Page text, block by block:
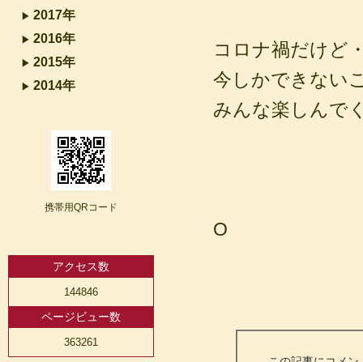
コロナ禍だけど
今しかできない
みんな楽しんで
O
2017年
2016年
2015年
2014年
携帯用QRコード
アクセス数
144846
ページビュー数
363261